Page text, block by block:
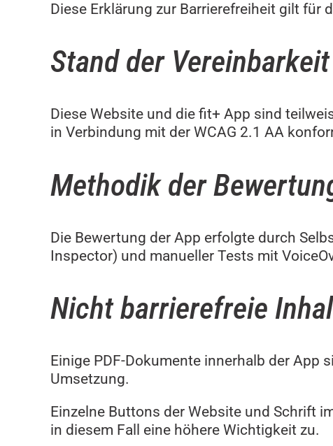
Diese Erklärung zur Barrierefreiheit gilt für
Stand der
Diese Website und die fit+ App sind
in Verbindung mit der WCAG 2.1 AA
Methodik der
Die Bewertung der App erfolgte durch
Inspector) und manueller Tests mit
Nicht barrierefreie
Einige PDF-Dokumente innerhalb der App
Umsetzung.
Einzelne Buttons der Website und Schrift
in diesem Fall eine höhere Wichtigkeit zu.